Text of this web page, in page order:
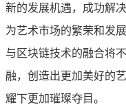
新的发展机遇，成功解
为艺术市场的繁荣和发
与区块链技术的融合将
融，创造出更加美好的
耀下更加璀璨夺目。